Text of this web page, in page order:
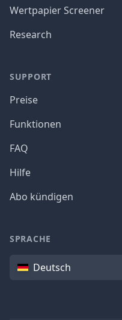
Wertpapier Screener
Research
SUPPORT
Preise
Funktionen
FAQ
Hilfe
Abo kündigen
SPRACHE
SpracheDeutsch